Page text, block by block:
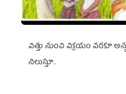
విత్తు నుంచి విక్రయం వరకూ
నిలుస్తూ..